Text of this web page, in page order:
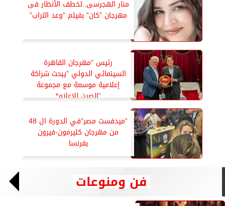
منار الهجرسى..تخطف الأنظار فى
مهرجان ”كان” بفيلم ”وعد التراب”
رئيس ”مهرجان القاهرة
السينمائي الدولي ”يبحث شراكة
إعلامية موسعة مع مجموعة
”الصين للإعلام*
”ميدفست مصر”في الدورة ال 48
من مهرجان كليرمون-فيرون
بفرنسا
فن ومنوعات